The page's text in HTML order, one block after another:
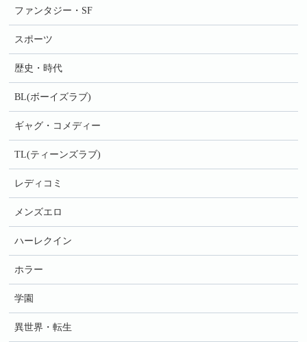
ファンタジー・SF
スポーツ
歴史・時代
BL(ボーイズラブ)
ギャグ・コメディー
TL(ティーンズラブ)
レディコミ
メンズエロ
ハーレクイン
ホラー
学園
異世界・転生